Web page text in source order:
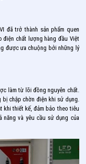
đã trở thành sản phẩm quen
chất lượng hàng đầu Việt
được ưa chuộng bởi những lý
làm từ lõi đồng nguyên chất.
bị chập chờn điện khi sử dụng.
khi thiết kế, đảm bảo theo tiêu
và yêu cầu sử dụng của